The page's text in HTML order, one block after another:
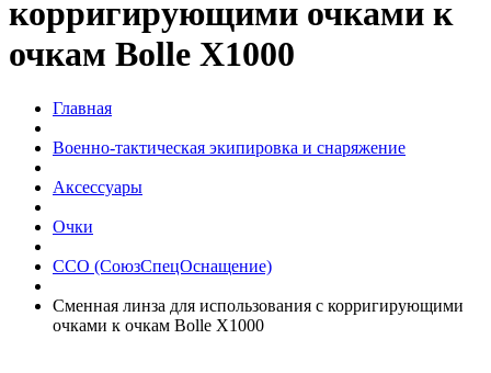
корригирующими очками к
очкам Bolle X1000
Главная
Военно-тактическая экипировка и снаряжение
Аксессуары
Очки
ССО (СоюзСпецОснащение)
Сменная линза для использования с корригирующими
очками к очкам Bolle X1000